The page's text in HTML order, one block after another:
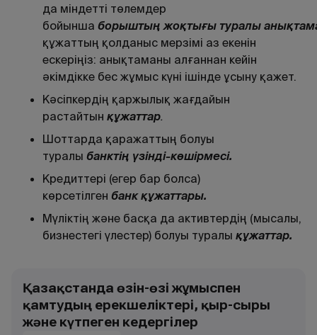
да міндетті төлемдер
бойынша борыштыңжоқтығы туралыанық
құжаттың қолданыс мерзімі аз екенін
ескеріңіз: анықтаманы алғаннан кейін
әкімдікке бес жұмыс күні ішінде ұсыну қажет.
Кәсіпкердің қаржылық жағдайын
растайтын құжаттар.
Шоттарда қаражаттың болуы
туралы банктің үзінді-көшірмесі.
Кредиттері (егер бар болса)
көрсетілген банкқұжаттары.
Мүліктің және басқа да активтердің (мысалы,
бизнестегі үлестер) болуы туралы құжаттар.
Қазақстанда өзін-өзі жұмыспен
қамтудың ерекшеліктері, қыр-сыры
және күтпеген кедергілер